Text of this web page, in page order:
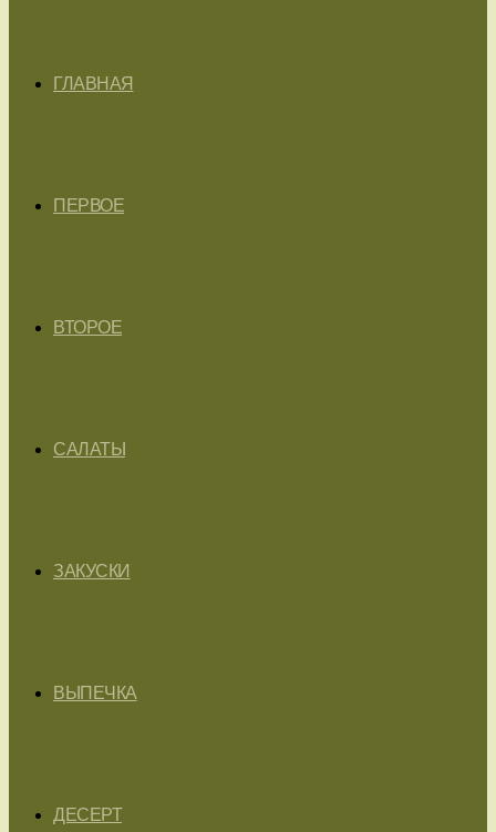
ГЛАВНАЯ
ПЕРВОЕ
ВТОРОЕ
САЛАТЫ
ЗАКУСКИ
ВЫПЕЧКА
ДЕСЕРТ